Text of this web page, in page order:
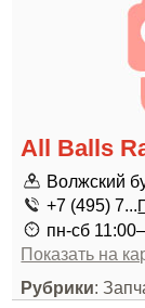
All Balls
Волжский
+7 (495) 7...
пн-сб
Показать на
Рубрики: